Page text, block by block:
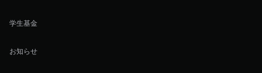
学生基金
お知らせ